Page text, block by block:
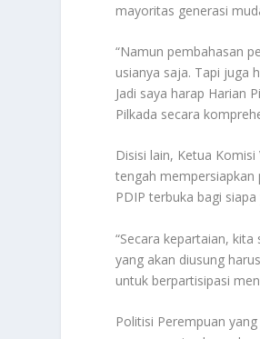
mayoritas generasi
“Namun pembahasan
usianya saja. Tapi juga
Jadi saya harap Harian
Pilkada secara
Disisi lain, Ketua
tengah mempersiapkan
PDIP terbuka bagi
“Secara kepartaian,
yang akan diusung
untuk berpartisipasi
Politisi Perempuan